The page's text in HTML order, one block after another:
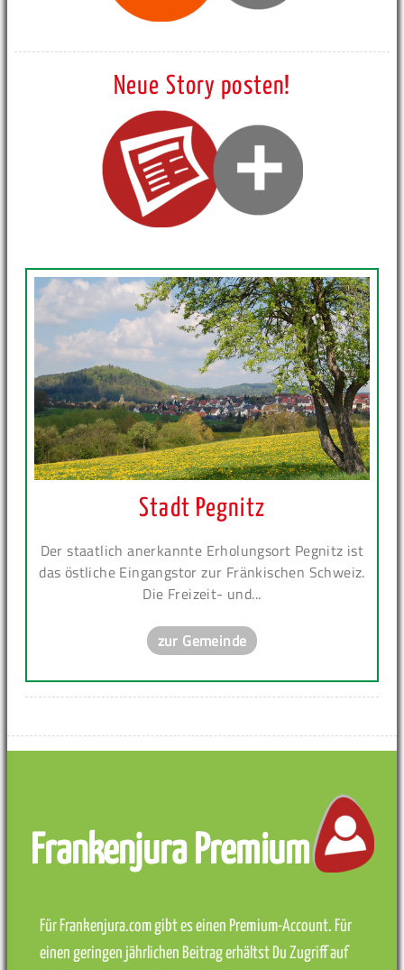
Neue Story posten!
Stadt Pegnitz
Der staatlich anerkannte Erholungsort Pegnitz ist
das östliche Eingangstor zur Fränkischen Schweiz.
Die Freizeit- und...
zur Gemeinde
Frankenjura Premium
Für Frankenjura.com gibt es einen Premium-Account. Für
einen geringen jährlichen Beitrag erhältst Du Zugriff auf